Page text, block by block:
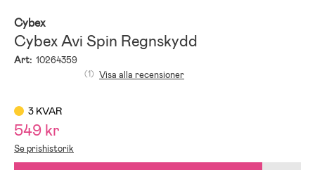
Cybex
Cybex Avi Spin Regnskydd
Art: 10264359
(1) Visa alla recensioner
3 KVAR
549 kr
Se prishistorik